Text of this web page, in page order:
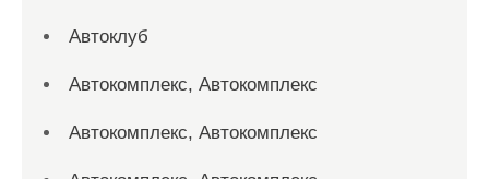
Автоклуб
Автокомплекс, Автокомплекс
Автокомплекс, Автокомплекс